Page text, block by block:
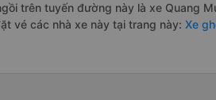
trên tuyến đường này là xe Quang
vé các nhà xe này tại trang này: Xe